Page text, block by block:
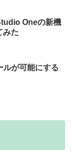
Oneの新機
みた
ルが可能にする